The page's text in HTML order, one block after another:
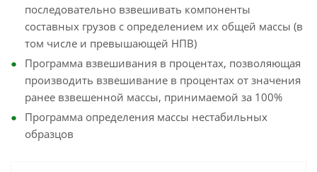
последовательно взвешивать компоненты
составных грузов с определением их общей массы (в
том числе и превышающей НПВ)
Программа взвешивания в процентах, позволяющая
производить взвешивание в процентах от значения
ранее взвешенной массы, принимаемой за 100%
Программа определения массы нестабильных
образцов